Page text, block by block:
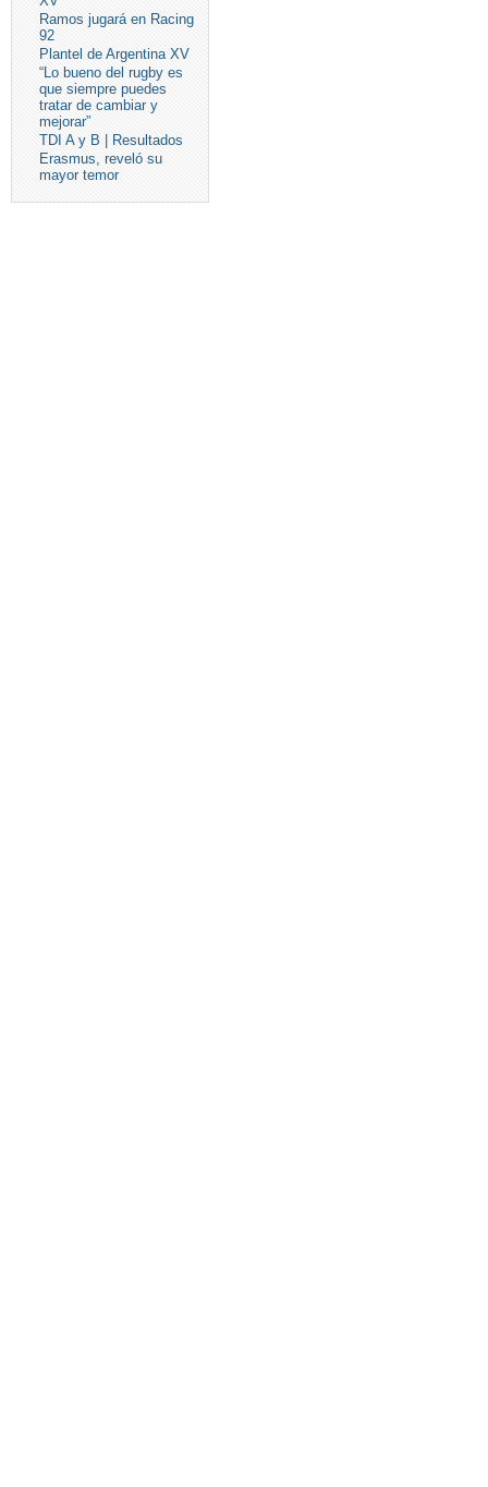
Ramos jugará en Racing
92
Plantel de Argentina XV
“Lo bueno del rugby es
que siempre puedes
tratar de cambiar y
mejorar”
TDI A y B | Resultados
Erasmus, reveló su
mayor temor